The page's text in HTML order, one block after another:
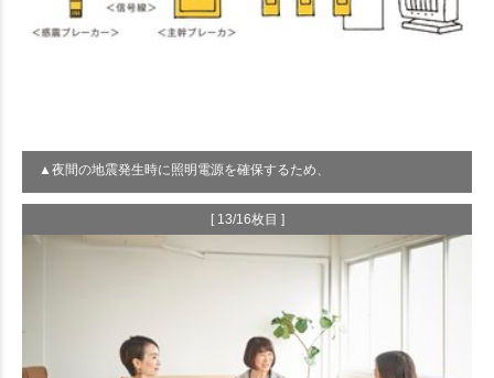
▲夜間の地震発生時に照明電源を確保するため、
[ 13/16枚目 ]